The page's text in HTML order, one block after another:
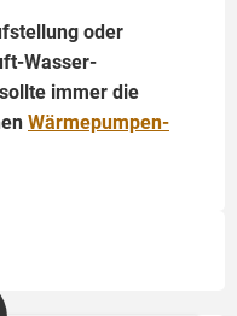
oder
Wasser-
immer die
Wärmepumpen-